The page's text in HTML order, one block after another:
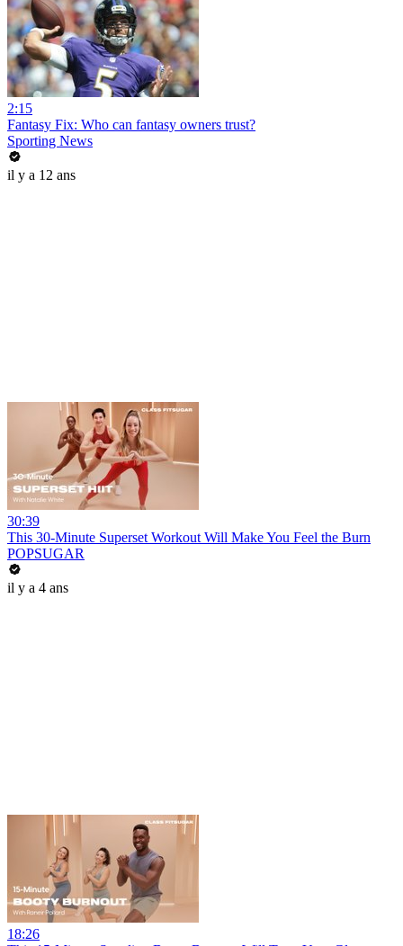
2:15
Fantasy Fix: Who can fantasy owners trust?
Sporting News
il y a 12 ans
30:39
This 30-Minute Superset Workout Will Make You Feel the Burn
POPSUGAR
il y a 4 ans
18:26